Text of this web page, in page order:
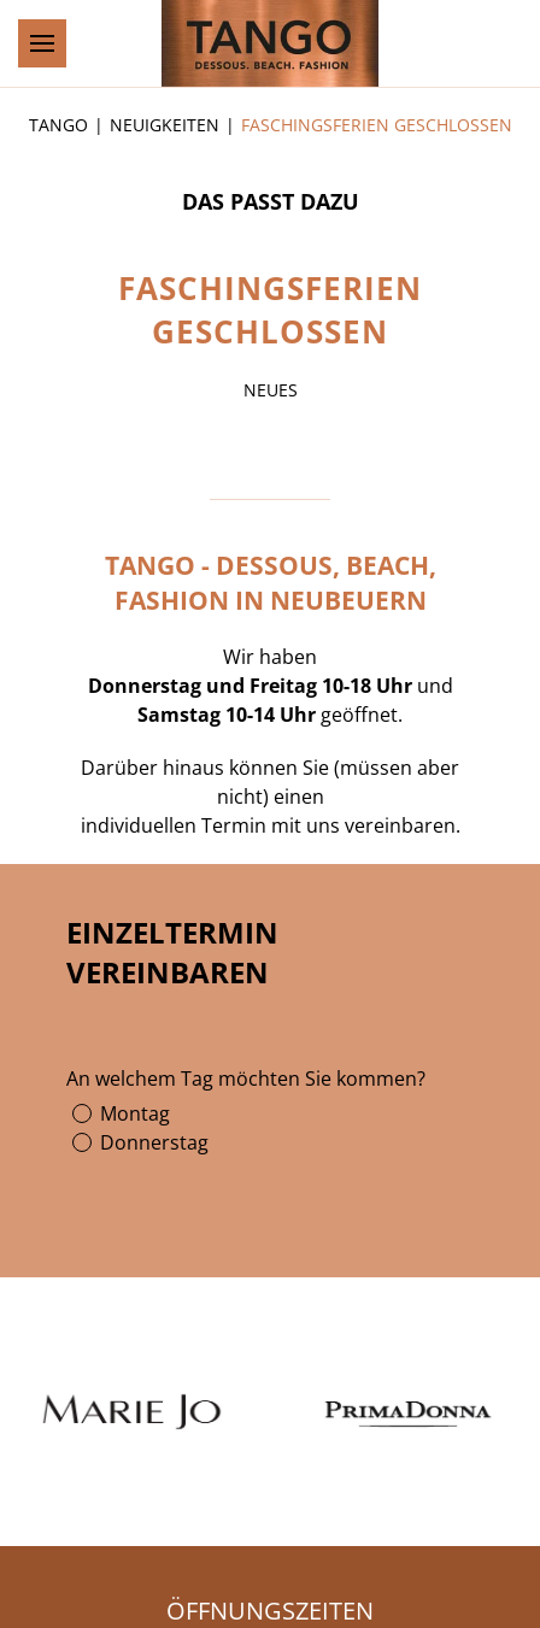
Zum Hauptinhalt springen
TANGO NEUIGKEITEN FASCHINGSFERIEN GESCHLOSSEN
DAS PASST DAZU
FASCHINGSFERIEN
GESCHLOSSEN
NEUES
TANGO - DESSOUS, BEACH,
FASHION IN NEUBEUERN
Wir haben
Donnerstag und Freitag 10-18 Uhrund
Samstag 10-14 Uhr geöffnet.
Darüber hinaus können Sie (müssen aber
nicht) einen
individuellen Termin mit uns vereinbaren.
EINZELTERMIN
VEREINBAREN
An welchem Tag möchten Sie kommen?
Montag
Donnerstag
ÖFFNUNGSZEITEN